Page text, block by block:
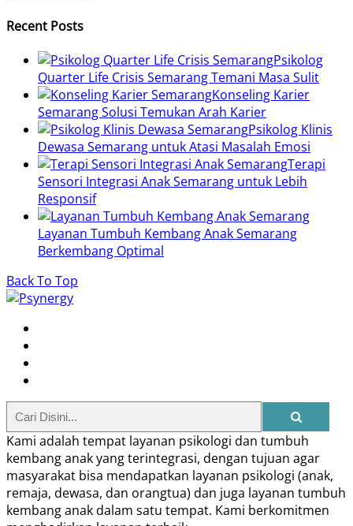
Recent Posts
Psikolog
Quarter Life Crisis Semarang Temani Masa Sulit
Konseling Karier
Semarang Solusi Temukan Arah Karier
Psikolog Klinis
Dewasa Semarang untuk Atasi Masalah Emosi
Terapi
Sensori Integrasi Anak Semarang untuk Lebih
Responsif
Layanan Tumbuh Kembang Anak Semarang
Berkembang Optimal
Back To Top
Kami adalah tempat layanan psikologi dan tumbuh
kembang anak yang terintegrasi, dengan tujuan agar
masyarakat bisa mendapatkan layanan psikologi (anak,
remaja, dewasa, dan orangtua) dan juga layanan tumbuh
kembang anak dalam satu tempat. Kami berkomitmen